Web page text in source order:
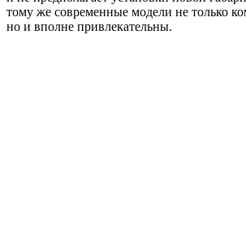
тому же современные модели не только
но и вполне привлекательны.